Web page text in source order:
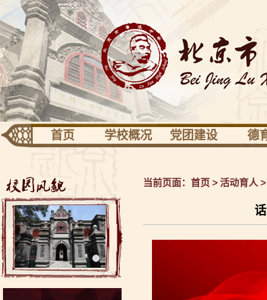
首页 学校概况
学校识别
关于校园
校长信息
校友园地
党团建设
党建
工会之家
德
德育
健康
当前页面： 首页 > 活动育人